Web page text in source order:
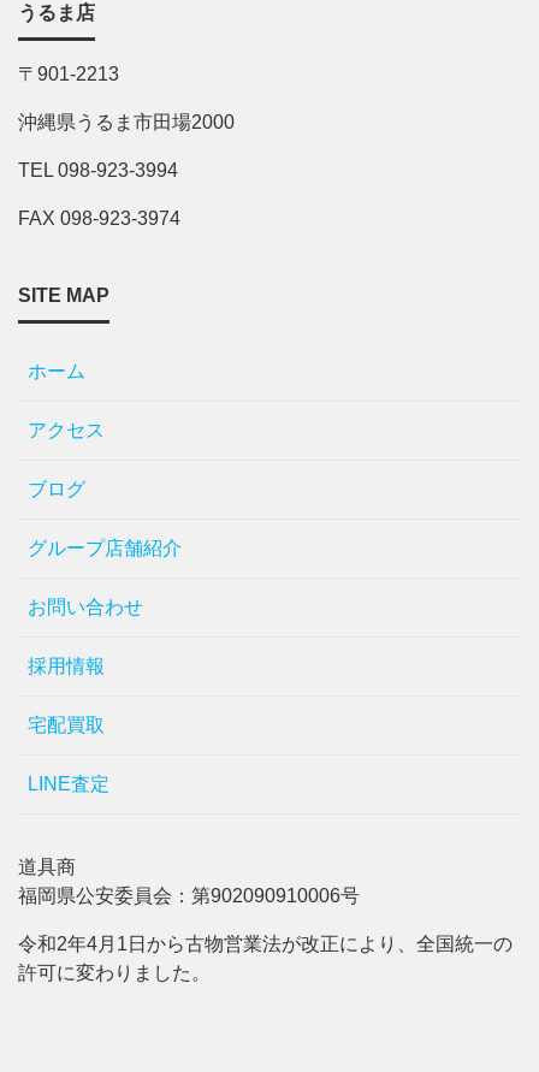
うるま店
〒901-2213
沖縄県うるま市田場2000
TEL 098-923-3994
FAX 098-923-3974
SITE MAP
ホーム
アクセス
ブログ
グループ店舗紹介
お問い合わせ
採用情報
宅配買取
LINE査定
道具商
福岡県公安委員会：第902090910006号
令和2年4月1日から古物営業法が改正により、全国統一の
許可に変わりました。